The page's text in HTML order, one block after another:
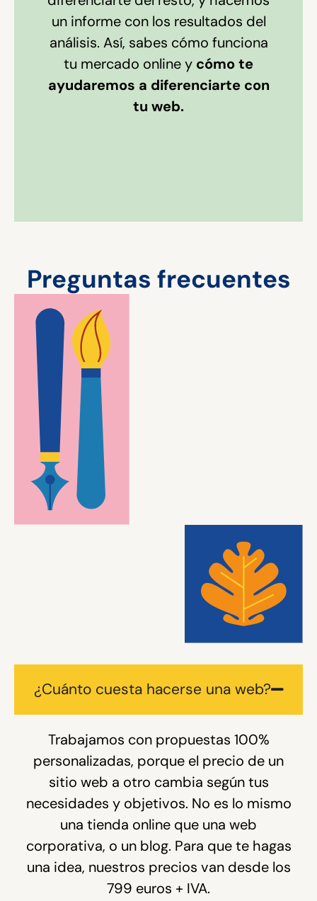
un informe con los resultados del
análisis. Así, sabes cómo funciona
tu mercado online y cómo te
ayudaremos a diferenciarte con
tu web.
Preguntas frecuentes
¿Cuánto cuesta hacerse una web?
Trabajamos con propuestas 100%
personalizadas, porque el precio de un
sitio web a otro cambia según tus
necesidades y objetivos. No es lo mismo
una tienda online que una web
corporativa, o un blog. Para que te hagas
una idea, nuestros precios van desde los
799 euros + IVA.